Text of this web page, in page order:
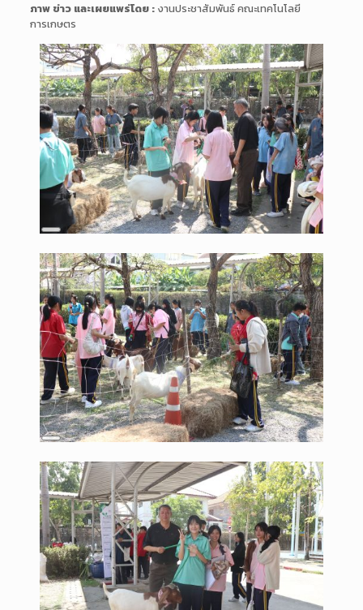
ภาพ ข่าว และเผยแพร่โดย :งานประชาสัมพันธ์ คณะเทคโนโลยี
การเกษตร
Long
Description
Long
Description